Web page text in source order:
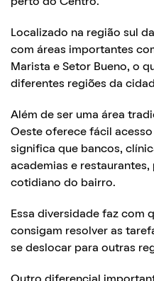
perto do Centro.
Localizado na região sul
com áreas importantes
Marista e Setor Bueno, o
diferentes regiões da
Além de ser uma área
Oeste oferece fácil
significa que bancos,
academias e
cotidiano do bairro.
Essa diversidade faz com
consigam resolver as
se deslocar para outras